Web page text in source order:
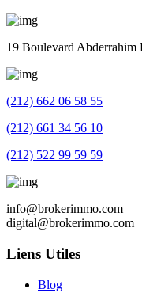
19 Boulevard Abderrahim
(212) 662 06 58 55
(212) 661 34 56 10
(212) 522 99 59 59
info@brokerimmo.com
digital@brokerimmo.com
Liens Utiles
Blog